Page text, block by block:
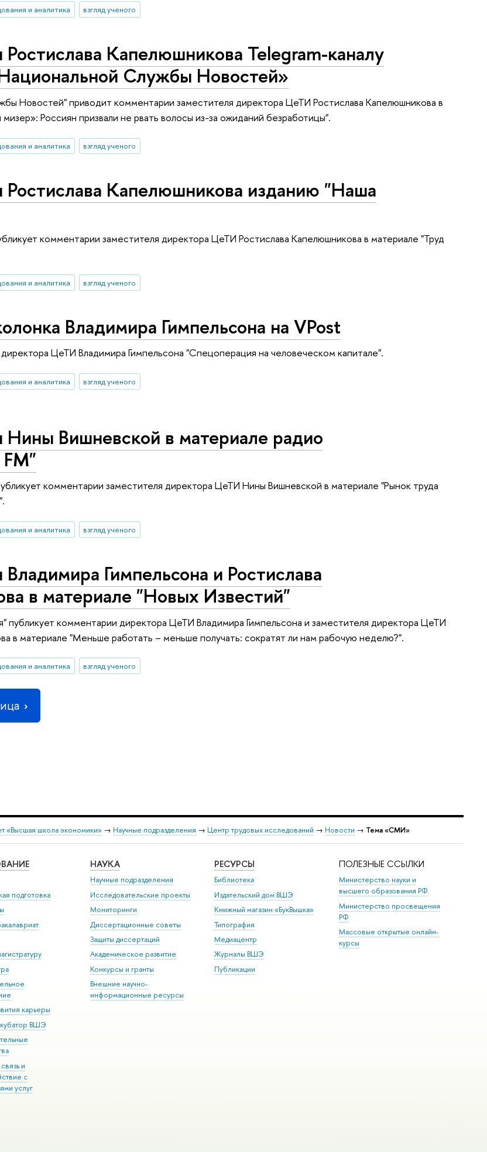
и аналитика взгляд ученого
Капелюшникова Telegram-каналу
Службы Новостей»
Новостей" приводит комментарии заместителя директора ЦеТИ Ростислава Капелюшникова в
Россиян призвали не рвать волосы из-за ожиданий безработицы".
и аналитика взгляд ученого
Капелюшникова изданию "Наша
комментарии заместителя директора ЦеТИ Ростислава Капелюшникова в материале "Труд
и аналитика взгляд ученого
Владимира Гимпельсона на VPost
ЦеТИ Владимира Гимпельсона "Спецоперация на человеческом капитале".
и аналитика взгляд ученого
Вишневской в материале радио
комментарии заместителя директора ЦеТИ Нины Вишневской в материале "Рынок труда
и аналитика взгляд ученого
Гимпельсона и Ростислава
в материале "Новых Известий"
публикует комментарии директора ЦеТИ Владимира Гимпельсона и заместителя директора ЦеТИ
в материале "Меньше работать – меньше получать: сократят ли нам рабочую неделю?".
и аналитика взгляд ученого
«Высшая школа экономики» → Научные подразделения → Центр трудовых исследований → Новости → Тема «СМИ»
подготовка
карьеры
ВШЭ
и
с
услуг
НАУКА
Научные подразделения
Исследовательские проекты
Мониторинги
Диссертационные советы
Защиты диссертаций
Академическое развитие
Конкурсы и гранты
Внешние научно-
информационные ресурсы
РЕСУРСЫ
Библиотека
Издательский дом ВШЭ
Книжный магазин «БукВышка»
Типография
Медиацентр
Журналы ВШЭ
Публикации
ПОЛЕЗНЫЕ ССЫЛКИ
Министерство науки и
высшего образования РФ
Министерство просвещения
РФ
Массовые открытые онлайн-
курсы